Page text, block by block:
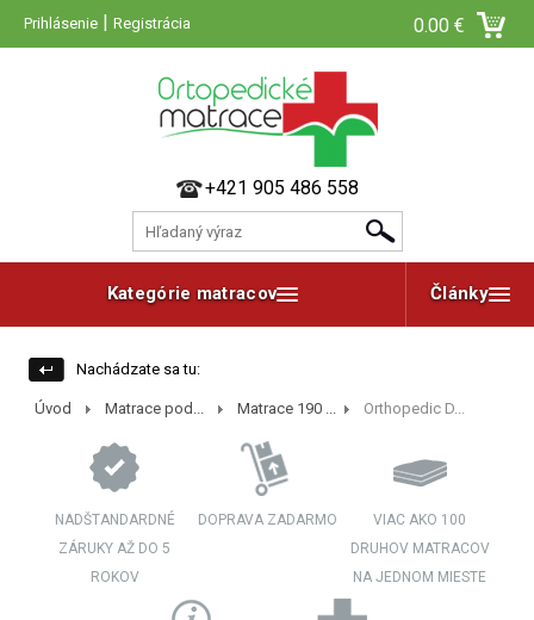
Prihlásenie | Registrácia 0.00 €
+421 905 486 558
Články
Kategórie matracov
Nachádzate sa tu:
Úvod Matrace pod... Matrace 190 ... Orthopedic D...
NADŠTANDARDNÉ
ZÁRUKY AŽ DO 5
ROKOV
DOPRAVA ZADARMO
VIAC AKO 100
DRUHOV MATRACOV
NA JEDNOM MIESTE